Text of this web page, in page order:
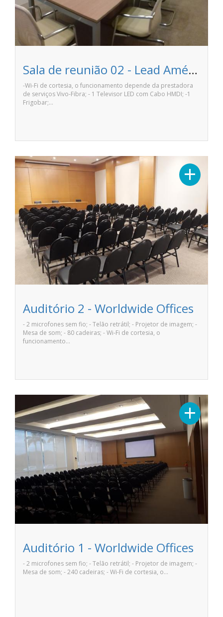
Sala de reunião 02 - Lead Américas Business
-Wi-Fi de cortesia, o funcionamento depende da prestadora
de serviços Vivo-Fibra; - 1 Televisor LED com Cabo HMDI; -1
Frigobar;…
+
Auditório 2 - Worldwide Offices
- 2 microfones sem fio; - Telão retrátil; - Projetor de imagem; -
Mesa de som; - 80 cadeiras; - Wi-Fi de cortesia, o
funcionamento…
+
Auditório 1 - Worldwide Offices
- 2 microfones sem fio; - Telão retrátil; - Projetor de imagem; -
Mesa de som; - 240 cadeiras; - Wi-Fi de cortesia, o…